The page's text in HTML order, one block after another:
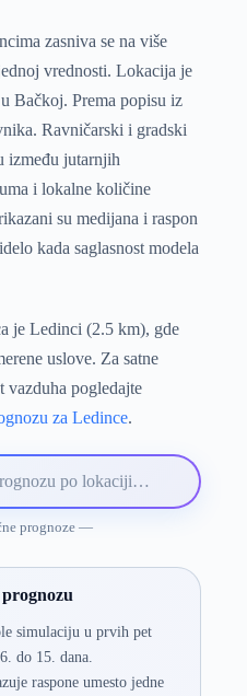
zasniva se na više
vrednosti. Lokacija je
Bačkoj. Prema popisu iz
Ravničarski i gradski
između jutarnjih
i lokalne količine
su medijana i raspon
kada saglasnost modela
je Ledinci (2.5 km), gde
uslove. Za satne
vazduha pogledajte
za Ledince.
prognoze —
simulaciju u prvih pet
do 15. dana.
raspone umesto jedne